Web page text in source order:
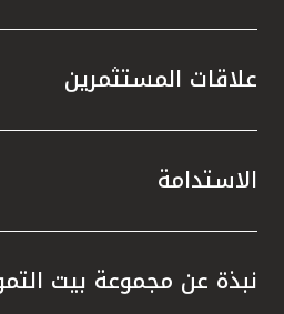
علاقات المستثمرين
الاستدامة
نبذة عن مجموعة بيت